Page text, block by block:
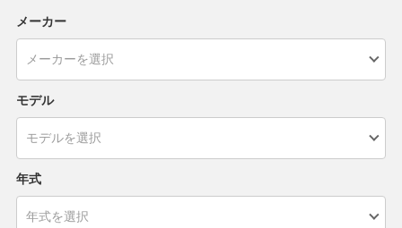
メーカー
モデル
年式